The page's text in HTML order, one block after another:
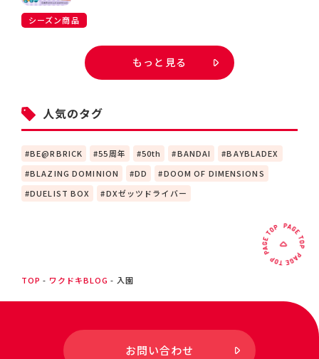
シーズン商品
もっと見る
人気のタグ
BE@RBRICK 55周年 50th BANDAI
BAYBLADEX
BLAZING DOMINION
DD
DOOM OF DIMENSIONS
DUELIST BOX
DXゼッツドライバー
TOP ワクドキBLOG 入園
お問い合わせ